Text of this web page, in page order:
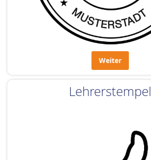
Weiter
Lehrerstempel